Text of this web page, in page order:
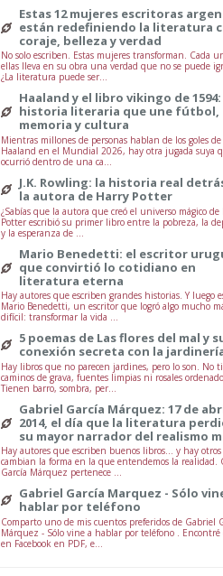
Estas 12 mujeres escritoras
están redefiniendo la literatura
coraje, belleza y verdad
No solo escriben. Estas mujeres transforman. Cada
ellas lleva en su obra una verdad que no se puede
¿La literatura puede ser...
Haaland y el libro vikingo de 1594:
historia literaria que une fútbol,
memoria y cultura
Mientras millones de personas hablan de los goles
Haaland en el Mundial 2026, hay otra jugada suya
ocurrió dentro de una ca...
J.K. Rowling: la historia real
la autora de Harry Potter
¿Sabías que la autora que creó el universo mágico de
Potter escribió su primer libro entre la pobreza, la
y la esperanza de ...
Mario Benedetti: el escritor
que convirtió lo cotidiano en
literatura eterna
Hay autores que escriben grandes historias. Y luego
Mario Benedetti, un escritor que logró algo mucho
difícil: transformar la vida ...
5 poemas de Las flores del mal y
conexión secreta con la
Hay libros que no parecen jardines, pero lo son. No
caminos de grava, fuentes limpias ni rosales
Tienen barro, sombra, per...
Gabriel García Márquez: 17 de
2014, el día que la literatura
su mayor narrador del realismo
Hay autores que escriben buenos libros… y hay
cambian la forma en la que entendemos la realidad.
García Márquez pertenece ...
Gabriel García Marquez - Sólo
hablar por teléfono
Comparto uno de mis cuentos preferidos de Gabriel
Márquez - Sólo vine a hablar por teléfono .
en Facebook en PDF, e...